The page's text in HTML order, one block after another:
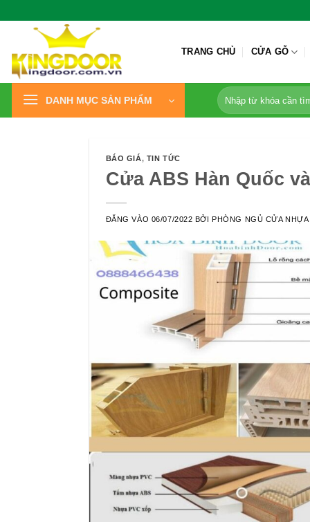
dung
TRANG CHỦ CỬA GỖ
DANH MỤC SẢN PHẨM
Tìm
kiếm:
BÁO GIÁ, TIN TỨC
Cửa ABS Hàn Quốc
ĐĂNG VÀO 06/07/2022 BỞIPHÒNG NGỦ CỬA NHỰA